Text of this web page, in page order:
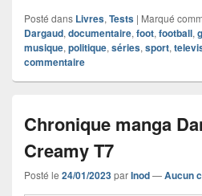
Posté dans Livres, Tests | Marqué
Dargaud, documentaire, foot, football,
musique, politique, séries, sport,
commentaire
Chronique manga
Creamy T7
Posté le 24/01/2023parInod—Aucun